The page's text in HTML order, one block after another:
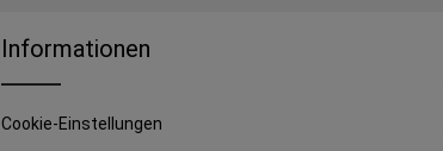
Informationen
Cookie-Einstellungen